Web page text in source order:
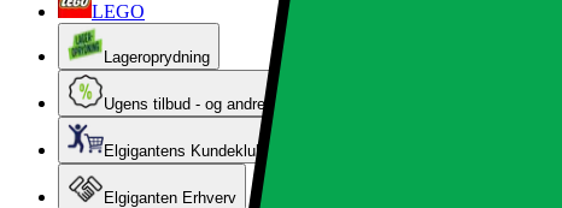
LEGO
Lageroprydning
Ugens tilbud - og andre gode priser
Elgigantens Kundeklub
Elgiganten Erhverv